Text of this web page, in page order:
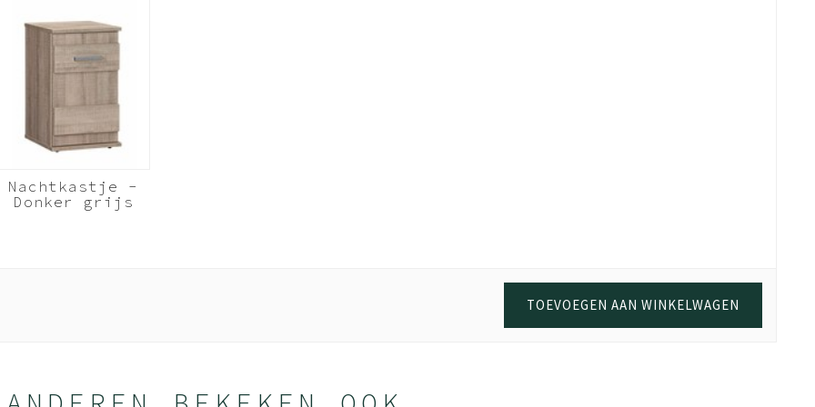
het op een andere plek weer in elkaar. Door het gebruik van extra stevig spaanplaat en volledige melamine coating, kun je met
op Beuk Meubels is 3 (drie) jaar. Geldig vanaf het moment van aankoop online. Als bewijs van aankoop is de oorspronkelijke
Nachtkastje -
Donker grijs
hout - Storm
TOEVOEGEN AAN WINKELWAGEN